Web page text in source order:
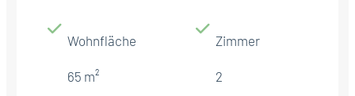
Wohnfläche
65 m²
Zimmer
2